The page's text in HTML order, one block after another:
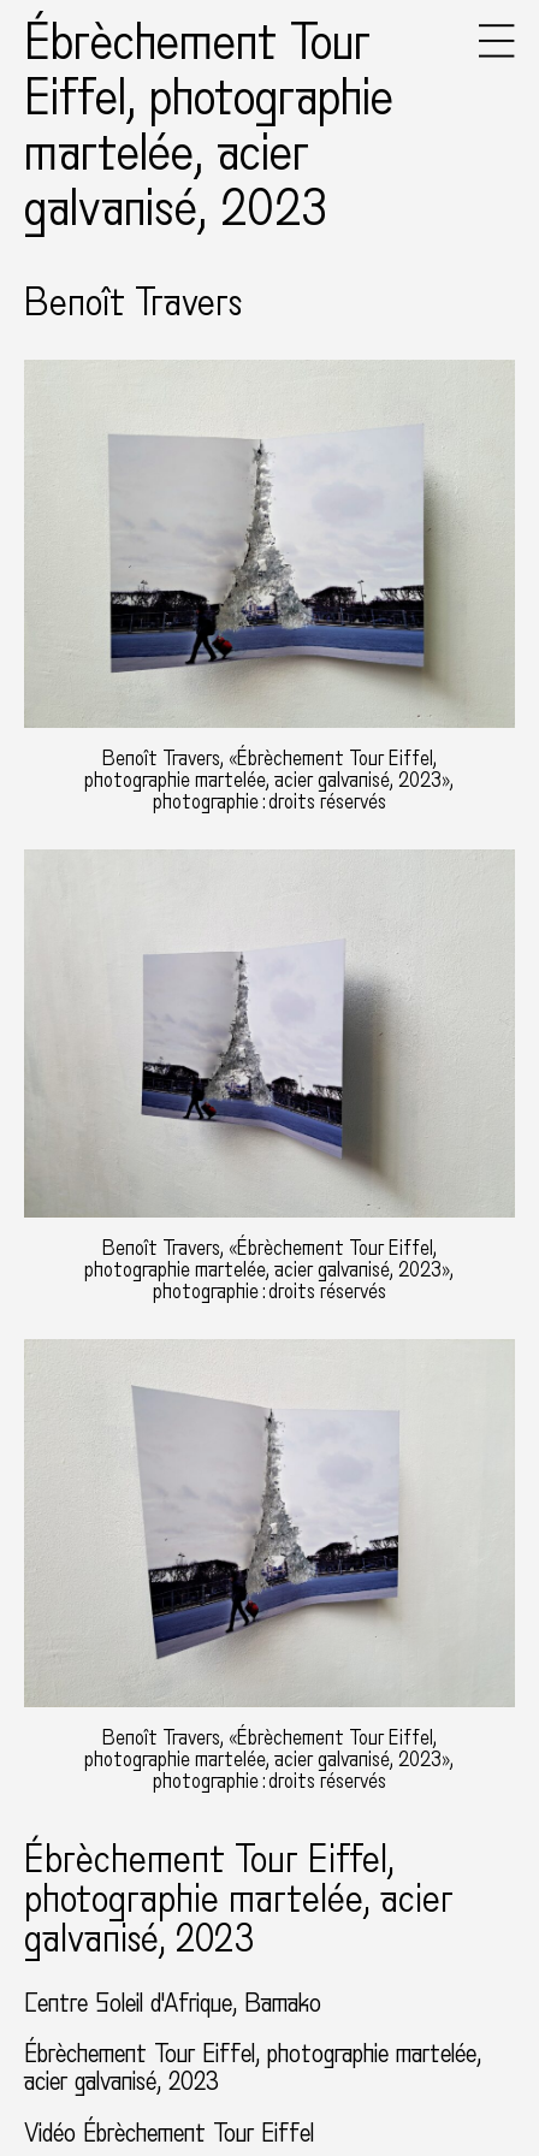
Ébrèchement Tour
Eiffel, photographie
martelée, acier
galvanisé, 2023
Benoît Travers
Benoît Travers, «Ébrèchement Tour Eiffel,
photographie martelée, acier galvanisé, 2023»,
photographie : droits réservés
Benoît Travers, «Ébrèchement Tour Eiffel,
photographie martelée, acier galvanisé, 2023»,
photographie : droits réservés
Benoît Travers, «Ébrèchement Tour Eiffel,
photographie martelée, acier galvanisé, 2023»,
photographie : droits réservés
Ébrèchement Tour Eiffel,
photographie martelée, acier
galvanisé, 2023
Centre Soleil d'Afrique, Bamako
Ébrèchement Tour Eiffel, photographie martelée,
acier galvanisé, 2023
Vidéo Ébrèchement Tour Eiffel